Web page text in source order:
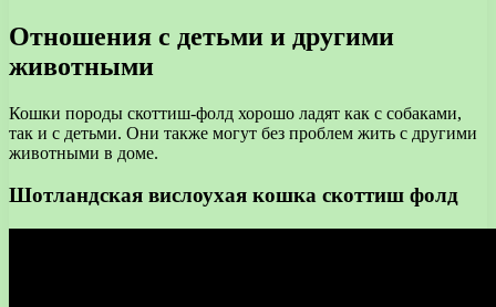
Отношения с детьми и другими
животными
Кошки породы скоттиш-фолд хорошо ладят как с собаками,
так и с детьми. Они также могут без проблем жить с другими
животными в доме.
Шотландская вислоухая кошка скоттиш фолд